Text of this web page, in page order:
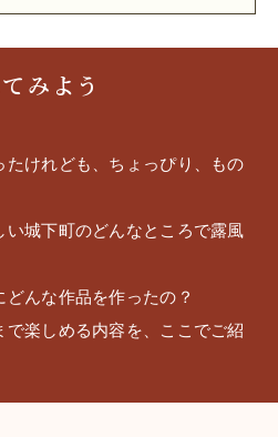
みよう
けれども、ちょっぴり、もの
城下町のどんなところで露風
んな作品を作ったの？
楽しめる内容を、ここでご紹